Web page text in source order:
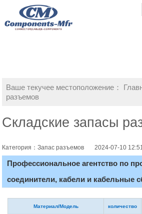
Ваше текучее местоположение：
разъемов
Складские запасы
Категория：Запас разъемов2024-07-10
Профессиональное агентство по
соединители, кабели и кабельные
Материал/Модель количество